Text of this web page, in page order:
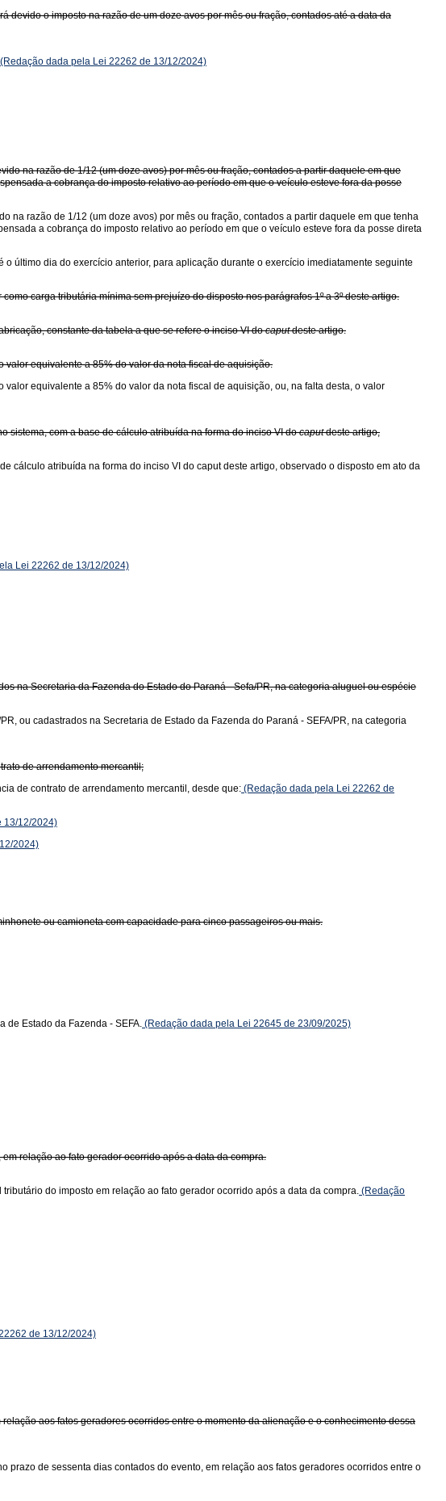
devido o imposto na razão de um doze avos por mês ou fração, contados até a data da
(Redação dada pela Lei 22262 de 13/12/2024)
na razão de 1/12 (um doze avos) por mês ou fração, contados a partir daquele em que
a cobrança do imposto relativo ao período em que o veículo esteve fora da posse
na razão de 1/12 (um doze avos) por mês ou fração, contados a partir daquele em que tenha
a cobrança do imposto relativo ao período em que o veículo esteve fora da posse direta
último dia do exercício anterior, para aplicação durante o exercício imediatamente seguinte
carga tributária mínima sem prejuízo do disposto nos parágrafos 1º a 3º deste artigo.
constante da tabela a que se refere o inciso VI docaputdeste artigo.
valor equivalente a 85% do valor da nota fiscal de aquisição.
valor equivalente a 85% do valor da nota fiscal de aquisição, ou, na falta desta, o valor
sistema, com a base de cálculo atribuída na forma do inciso VI docaputdeste artigo,
cálculo atribuída na forma do inciso VI do caput deste artigo, observado o disposto em ato da
Lei 22262 de 13/12/2024)
na Secretaria da Fazenda do Estado do Paraná - Sefa/PR, na categoria aluguel ou espécie
ou cadastrados na Secretaria de Estado da Fazenda do Paraná - SEFA/PR, na categoria
de arrendamento mercantil;
de contrato de arrendamento mercantil, desde que: (Redação dada pela Lei 22262 de
13/12/2024)
2024)
ou camioneta com capacidade para cinco passageiros ou mais.
de Estado da Fazenda - SEFA. (Redação dada pela Lei 22645 de 23/09/2025)
relação ao fato gerador ocorrido após a data da compra.
do imposto em relação ao fato gerador ocorrido após a data da compra. (Redação
de 13/12/2024)
aos fatos geradores ocorridos entre o momento da alienação e o conhecimento dessa
de sessenta dias contados do evento, em relação aos fatos geradores ocorridos entre o